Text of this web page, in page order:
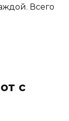
Всего
с